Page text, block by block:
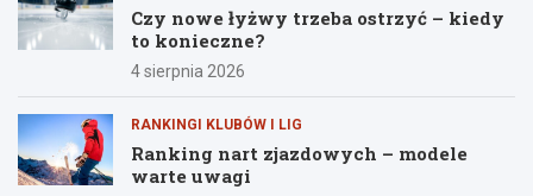
Czy nowe łyżwy trzeba ostrzyć – kiedy
to konieczne?
4 sierpnia 2026
RANKINGI KLUBÓW I LIG
Ranking nart zjazdowych – modele
warte uwagi